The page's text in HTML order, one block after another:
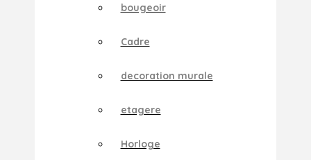
bougeoir
Cadre
decoration murale
etagere
Horloge